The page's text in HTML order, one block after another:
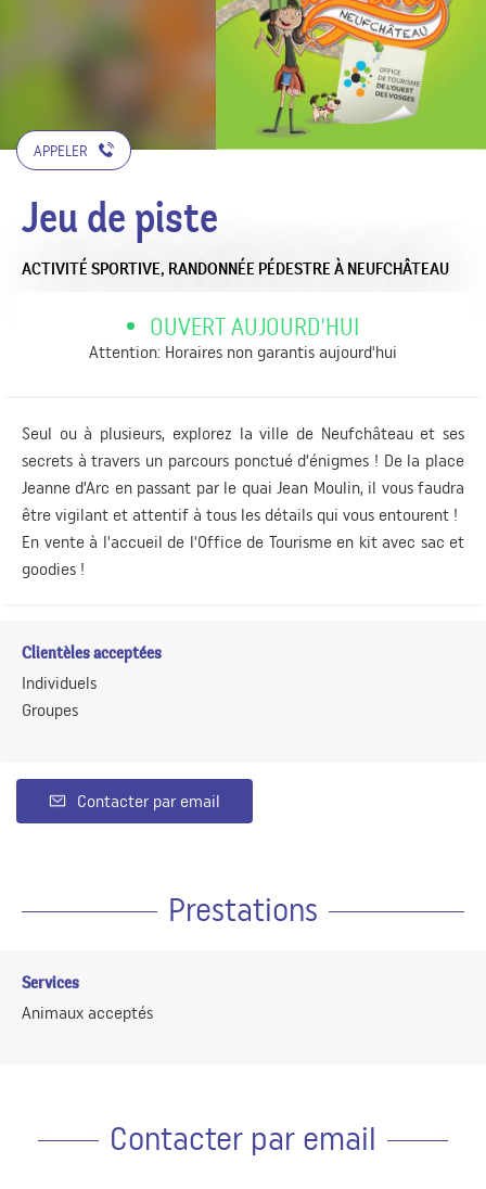
APPELER
Jeu de piste
ACTIVITÉ SPORTIVE, RANDONNÉE PÉDESTRE À NEUFCHÂTEAU
OUVERT AUJOURD'HUI
Attention: Horaires non garantis aujourd'hui
Seul ou à plusieurs, explorez la ville de Neufchâteau et ses
secrets à travers un parcours ponctué d’énigmes ! De la place
Jeanne d’Arc en passant par le quai Jean Moulin, il vous faudra
être vigilant et attentif à tous les détails qui vous entourent !
En vente à l'accueil de l'Office de Tourisme en kit avec sac et
goodies !
Clientèles acceptées
Individuels
Groupes
Contacter par email
Prestations
Services
Animaux acceptés
Contacter par email